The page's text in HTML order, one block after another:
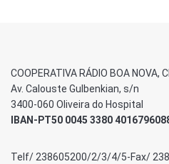
COOPERATIVA RÁDIO BOA NOVA,
Av. Calouste Gulbenkian, s/n
3400-060 Oliveira do Hospital
IBAN-PT50 0045 3380
Telf/ 238605200/2/3/4/5-Fax/